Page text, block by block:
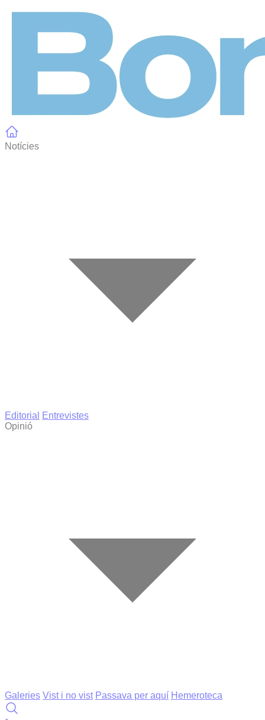
Notícies
Editorial
Entrevistes
Opinió
Galeries Vist i no vist Passava per aquí Hemeroteca